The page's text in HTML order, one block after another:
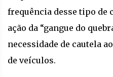
frequência desse tipo de
ação da “gangue do
necessidade de cautela
de veículos.